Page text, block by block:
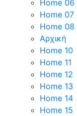
Home 06
Home 07
Home 08
Αρχική
Home 10
Home 11
Home 12
Home 13
Home 14
Home 15